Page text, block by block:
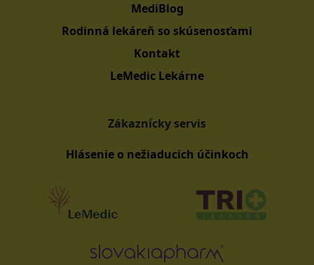
MediBlog
Rodinná lekáreň so skúsenosťami
Kontakt
LeMedic Lekárne
Zákaznícky servis
Hlásenie o nežiaducich účinkoch